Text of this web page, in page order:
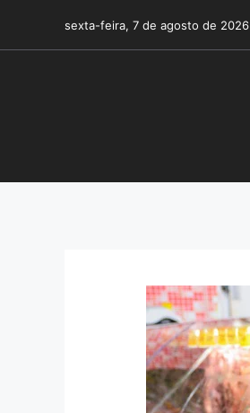
o
sexta-feira, 7 de agosto de 2026